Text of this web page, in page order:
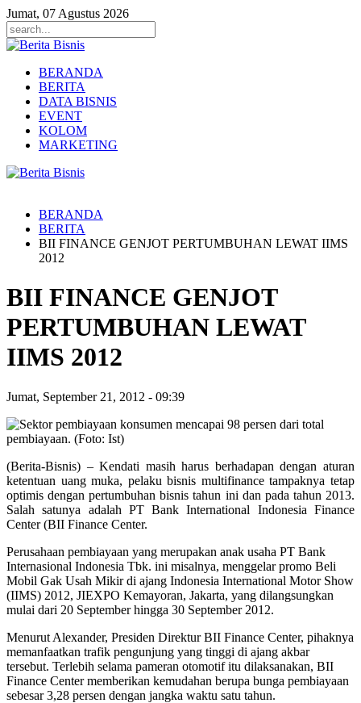
Jumat, 07 Agustus 2026
BERANDA
BERITA
DATA BISNIS
EVENT
KOLOM
MARKETING
BERANDA
BERITA
BII FINANCE GENJOT PERTUMBUHAN LEWAT IIMS
2012
BII FINANCE GENJOT
PERTUMBUHAN LEWAT
IIMS 2012
Jumat, September 21, 2012 - 09:39
(Berita-Bisnis) – Kendati masih harus berhadapan dengan aturan
ketentuan uang muka, pelaku bisnis multifinance tampaknya tetap
optimis dengan pertumbuhan bisnis tahun ini dan pada tahun 2013.
Salah satunya adalah PT Bank International Indonesia Finance
Center (BII Finance Center.
Perusahaan pembiayaan yang merupakan anak usaha PT Bank
Internasional Indonesia Tbk. ini misalnya, menggelar promo Beli
Mobil Gak Usah Mikir di ajang Indonesia International Motor Show
(IIMS) 2012, JIEXPO Kemayoran, Jakarta, yang dilangsungkan
mulai dari 20 September hingga 30 September 2012.
Menurut Alexander, Presiden Direktur BII Finance Center, pihaknya
memanfaatkan trafik pengunjung yang tinggi di ajang akbar
tersebut. Terlebih selama pameran otomotif itu dilaksanakan, BII
Finance Center memberikan kemudahan berupa bunga pembiayaan
sebesar 3,28 persen dengan jangka waktu satu tahun.